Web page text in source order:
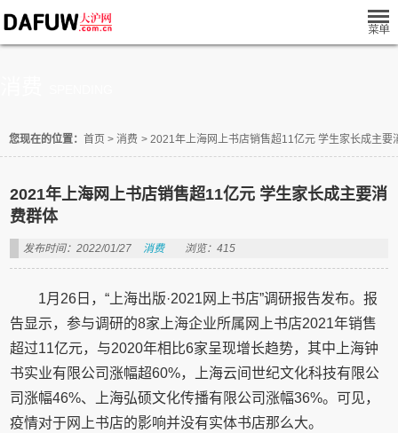
您现在的位置： 首页 > 消费 > 2021年上海网上书店销售超11亿元 学生家长成主要
2021年上海网上书店销售超11亿元 学生家长成主要消
费群体
发布时间：2022/01/27 消费 浏览：415
1月26日，“上海出版·2021网上书店”调研报告发布。报
告显示，参与调研的8家上海企业所属网上书店2021年销售
超过11亿元，与2020年相比6家呈现增长趋势，其中上海钟
书实业有限公司涨幅超60%，上海云间世纪文化科技有限公
司涨幅46%、上海弘硕文化传播有限公司涨幅36%。可见，
疫情对于网上书店的影响并没有实体书店那么大。